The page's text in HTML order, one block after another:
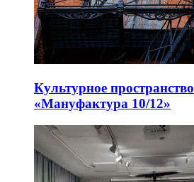
Культурное пространство
«Мануфактура 10/12»